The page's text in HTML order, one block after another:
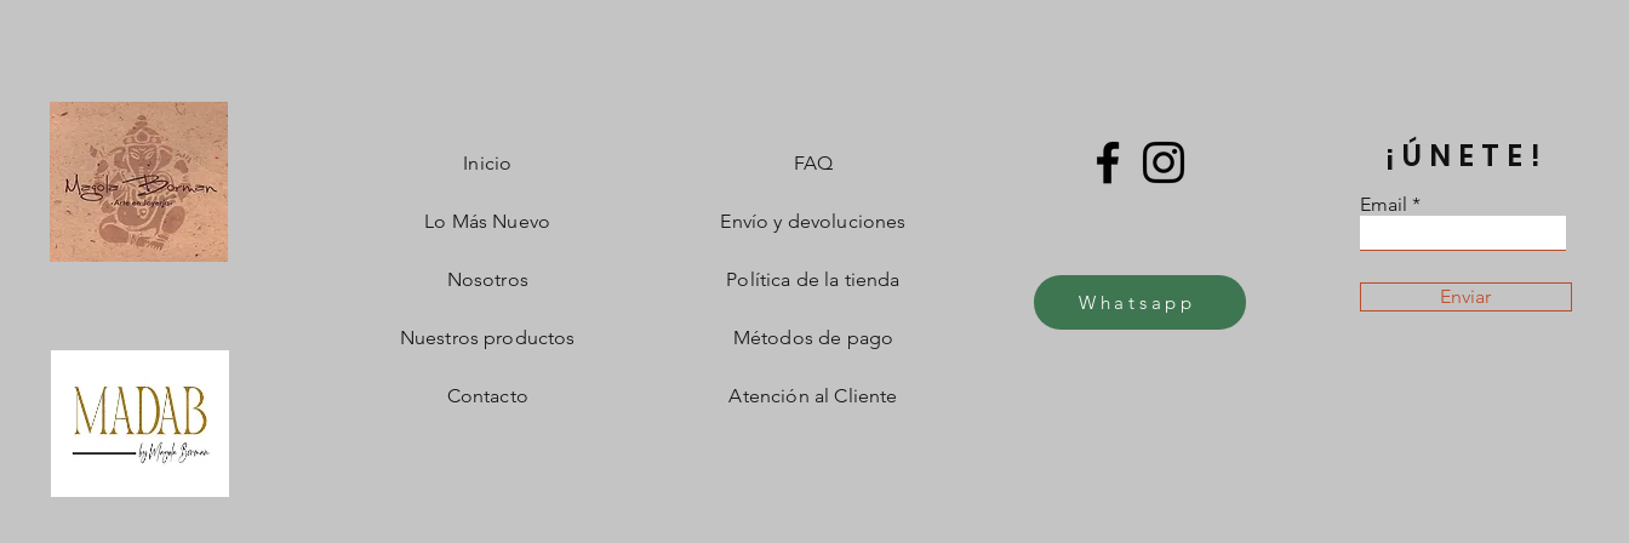
Inicio
Lo Más Nuevo
Nosotros
Nuestros productos
Contacto
FAQ
Envío y devoluciones
Política de la tienda
Métodos de pago
Atención al Cliente
Whatsapp
¡ÚNETE!
Email
Enviar